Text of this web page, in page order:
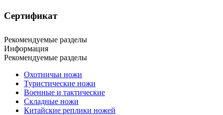
Сертификат
Рекомендуемые разделы
Информация
Рекомендуемые разделы
Охотничьи ножи
Туристические ножи
Военные и тактические
Складные ножи
Китайские реплики ножей